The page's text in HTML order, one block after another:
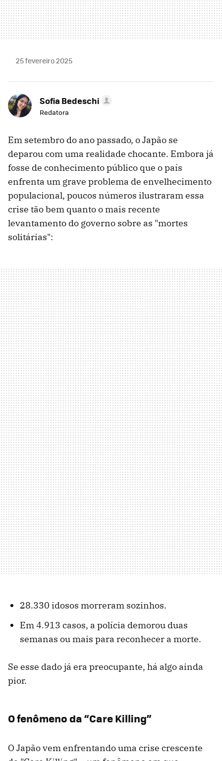
25 fevereiro 2025
Sofia Bedeschi
Redatora
Em setembro do ano passado, o Japão se
deparou com uma realidade chocante. Embora já
fosse de conhecimento público que o país
enfrenta um grave problema de envelhecimento
populacional, poucos números ilustraram essa
crise tão bem quanto o mais recente
levantamento do governo sobre as "mortes
solitárias":
28.330 idosos morreram sozinhos.
Em 4.913 casos, a polícia demorou duas
semanas ou mais para reconhecer a morte.
Se esse dado já era preocupante, há algo ainda
pior.
O fenômeno da “Care Killing”
O Japão vem enfrentando uma crise crescente